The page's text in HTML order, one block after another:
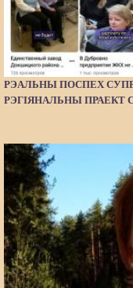
РЭАЛЬНЫ ПОСПЕХ
РЭГІЯНАЛЬНЫ ПРАЕКТ